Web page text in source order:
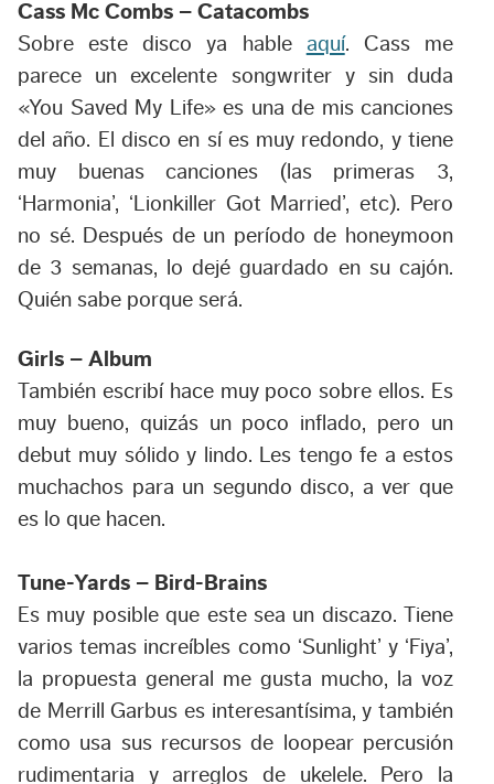
Cass Mc Combs – Catacombs
Sobre este disco ya hable aquí. Cass me
parece un excelente songwriter y sin duda
«You Saved My Life» es una de mis canciones
del año. El disco en sí es muy redondo, y tiene
muy buenas canciones (las primeras 3,
‘Harmonia’, ‘Lionkiller Got Married’, etc). Pero
no sé. Después de un período de honeymoon
de 3 semanas, lo dejé guardado en su cajón.
Quién sabe porque será.
Girls – Album
También escribí hace muy poco sobre ellos. Es
muy bueno, quizás un poco inflado, pero un
debut muy sólido y lindo. Les tengo fe a estos
muchachos para un segundo disco, a ver que
es lo que hacen.
Tune-Yards – Bird-Brains
Es muy posible que este sea un discazo. Tiene
varios temas increíbles como ‘Sunlight’ y ‘Fiya’,
la propuesta general me gusta mucho, la voz
de Merrill Garbus es interesantísima, y también
como usa sus recursos de loopear percusión
rudimentaria y arreglos de ukelele. Pero la